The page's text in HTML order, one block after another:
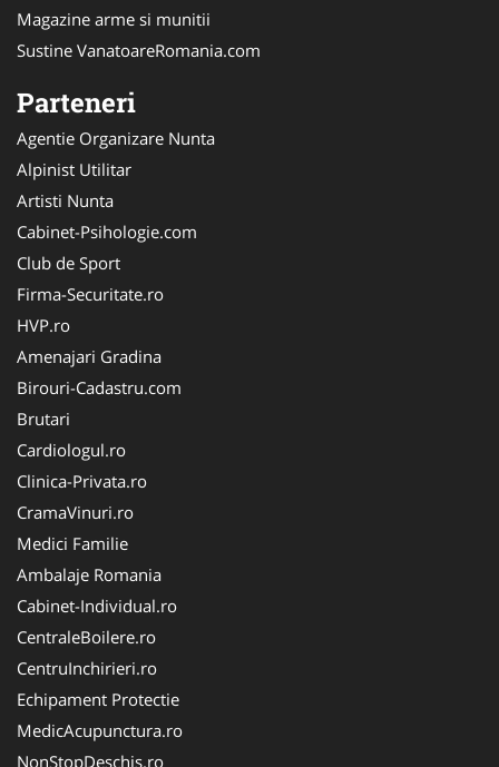
Magazine arme si munitii
Sustine VanatoareRomania.com
Parteneri
Agentie Organizare Nunta
Alpinist Utilitar
Artisti Nunta
Cabinet-Psihologie.com
Club de Sport
Firma-Securitate.ro
HVP.ro
Amenajari Gradina
Birouri-Cadastru.com
Brutari
Cardiologul.ro
Clinica-Privata.ro
CramaVinuri.ro
Medici Familie
Ambalaje Romania
Cabinet-Individual.ro
CentraleBoilere.ro
CentruInchirieri.ro
Echipament Protectie
MedicAcupunctura.ro
NonStopDeschis.ro